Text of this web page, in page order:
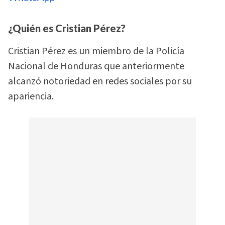
¿Quién es Cristian Pérez?
Cristian Pérez es un miembro de la Policía
Nacional de Honduras que anteriormente
alcanzó notoriedad en redes sociales por su
apariencia.